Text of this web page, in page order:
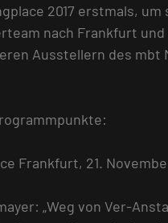
2017 erstmals,
nach Frankfurt
Ausstellern des
Frankfurt, 21.
„Weg von Ver-